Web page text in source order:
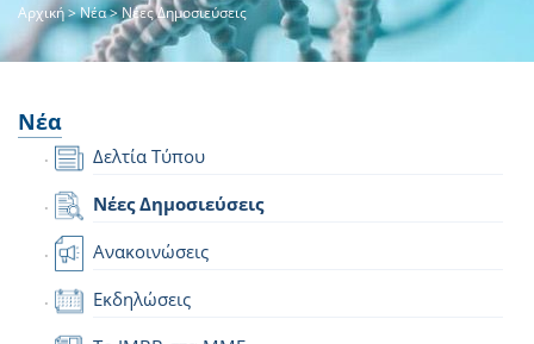
Αρχική>Νέα> Νέες Δημοσιεύσεις
Νέα
Δελτία Τύπου
Νέες Δημοσιεύσεις
Ανακοινώσεις
Εκδηλώσεις